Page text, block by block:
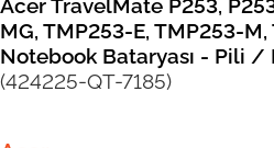
Acer TravelMate P253,
MG, TMP253-E, TMP253-
Notebook Bataryası - Pili /
(424225-QT-7185)